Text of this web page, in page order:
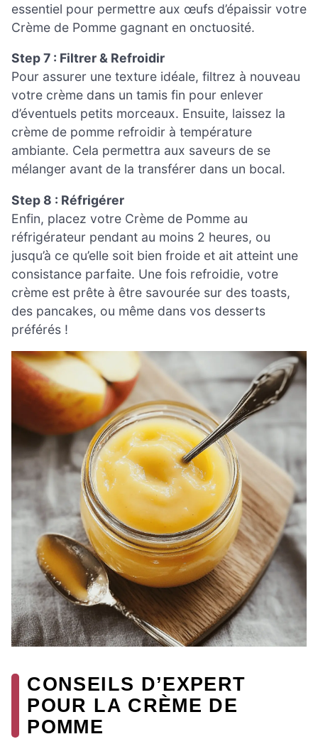
essentiel pour permettre aux œufs d’épaissir votre
Crème de Pomme gagnant en onctuosité.
Step 7 : Filtrer & Refroidir
Pour assurer une texture idéale, filtrez à nouveau
votre crème dans un tamis fin pour enlever
d’éventuels petits morceaux. Ensuite, laissez la
crème de pomme refroidir à température
ambiante. Cela permettra aux saveurs de se
mélanger avant de la transférer dans un bocal.
Step 8 : Réfrigérer
Enfin, placez votre Crème de Pomme au
réfrigérateur pendant au moins 2 heures, ou
jusqu’à ce qu’elle soit bien froide et ait atteint une
consistance parfaite. Une fois refroidie, votre
crème est prête à être savourée sur des toasts,
des pancakes, ou même dans vos desserts
préférés !
CONSEILS D’EXPERT
POUR LA CRÈME DE
POMME